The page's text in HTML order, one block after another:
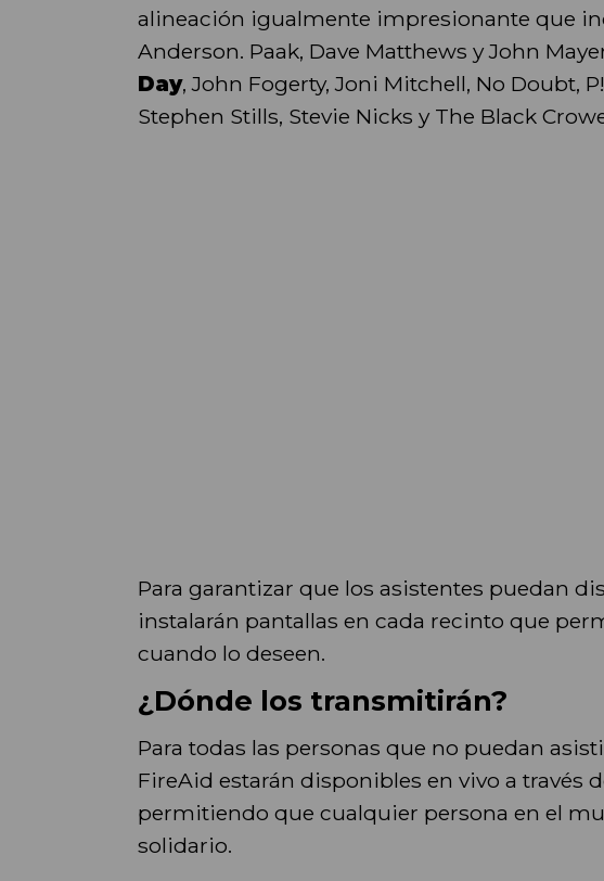
alineación igualmente impresionante que
Anderson. Paak, Dave Matthews y John
Day, John Fogerty, Joni Mitchell, No Doubt,
Stephen Stills, Stevie Nicks y The Black
Para garantizar que los asistentes puedan
instalarán pantallas en cada recinto que
cuando lo deseen.
¿Dónde los transmitirán?
Para todas las personas que no puedan
FireAid estarán disponibles en vivo a través
permitiendo que cualquier persona en el
solidario.